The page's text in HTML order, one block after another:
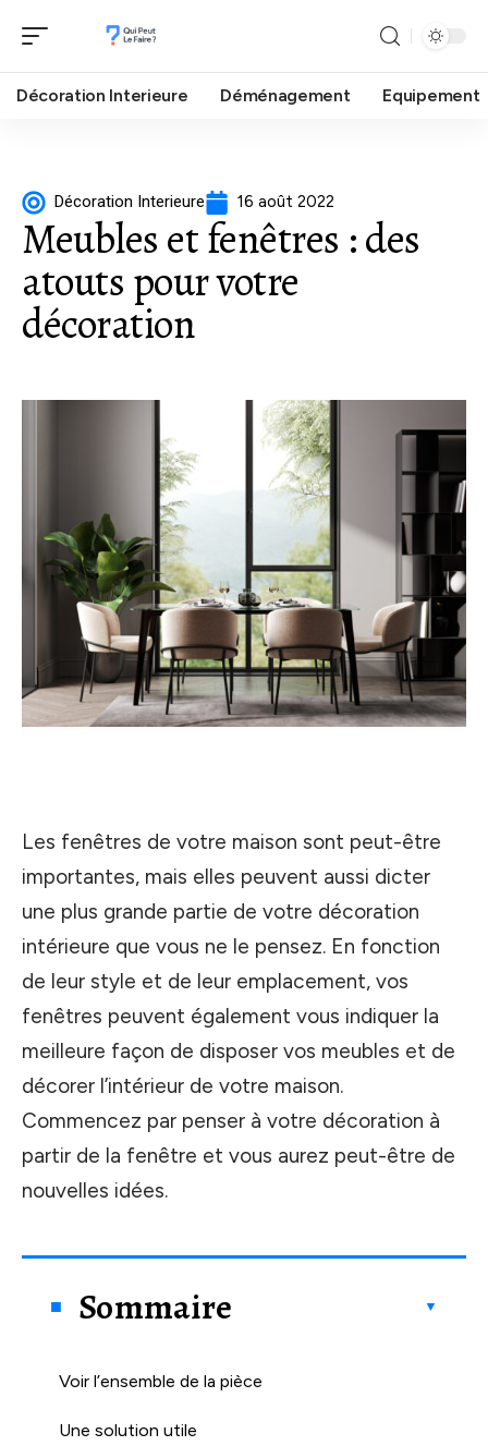
Décoration Interieure Déménagement Equipement
Décoration Interieure 16 août 2022
Meubles et fenêtres : des
atouts pour votre
décoration
Les fenêtres de votre maison sont peut-être
importantes, mais elles peuvent aussi dicter
une plus grande partie de votre décoration
intérieure que vous ne le pensez. En fonction
de leur style et de leur emplacement, vos
fenêtres peuvent également vous indiquer la
meilleure façon de disposer vos meubles et de
décorer l’intérieur de votre maison.
Commencez par penser à votre décoration à
partir de la fenêtre et vous aurez peut-être de
nouvelles idées.
Sommaire
Voir l’ensemble de la pièce
Une solution utile